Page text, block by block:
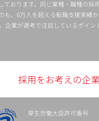
おります。同じ業種・職種の採
も、6万人を超える転職支援実績
企業が選考で注目しているポイン
採用をお考えの企
厚生労働大臣許可番号